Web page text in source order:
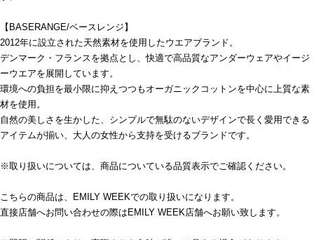
【BASERANGE/ベースレンジ】
2012年に設立された天然素材を使用したウエアブランド。
デンマーク・フランスを拠点とし、快適で高品質なアンダーウェアやイージ
ーウエアを展開しています。
環境への負担を最小限に抑えつつもオーガニックコットンを中心に上質な素
材を使用。
自然の美しさを生かした、シンプルで無駄のないデザインで長く愛用できる
アイテムが揃い、大人の女性から支持を受けるブランドです。
※取り扱いについては、商品についている品質表示でご確認ください。
こちらの商品は、EMILY WEEKでの取り扱いになります。
直接店舗へお問い合わせの際はEMILY WEEK店舗へお願い致します。